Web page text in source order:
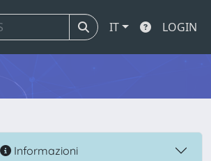
IT LOGIN
Informazioni